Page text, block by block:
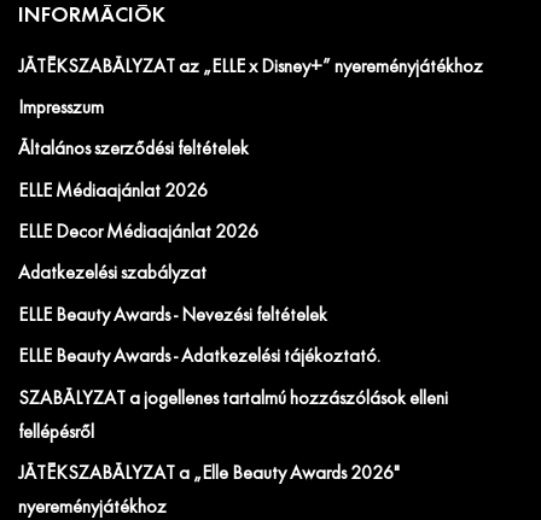
INFORMÁCIÓK
JÁTÉKSZABÁLYZAT az „ELLE x Disney+” nyereményjátékhoz
Impresszum
Általános szerződési feltételek
ELLE Médiaajánlat 2026
ELLE Decor Médiaajánlat 2026
Adatkezelési szabályzat
ELLE Beauty Awards - Nevezési feltételek
ELLE Beauty Awards - Adatkezelési tájékoztató.
SZABÁLYZAT a jogellenes tartalmú hozzászólások elleni
fellépésről
JÁTÉKSZABÁLYZAT a „Elle Beauty Awards 2026"
nyereményjátékhoz